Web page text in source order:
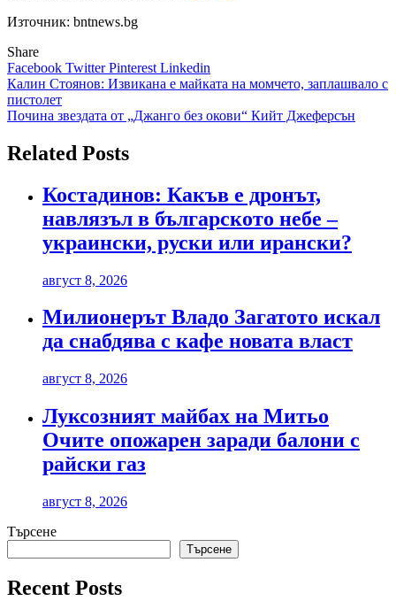
Източник: bntnews.bg
Share
Facebook TwitterPinterest Linkedin
Навигация
Калин Стоянов: Извикана е майката на момчето, заплашвало с
пистолет
Почина звездата от „Джанго без окови“ Кийт Джеферсън
Related Posts
Костадинов: Какъв е дронът,
навлязъл в българското небе –
украински, руски или ирански?
август 8, 2026
Милионерът Владо Загатото искал
да снабдява с кафе новата власт
август 8, 2026
Луксозният майбах на Митьо
Очите опожарен заради балони с
райски газ
август 8, 2026
Търсене
Търсене
Recent Posts